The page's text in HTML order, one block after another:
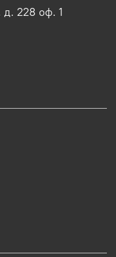
д. 228 оф. 1